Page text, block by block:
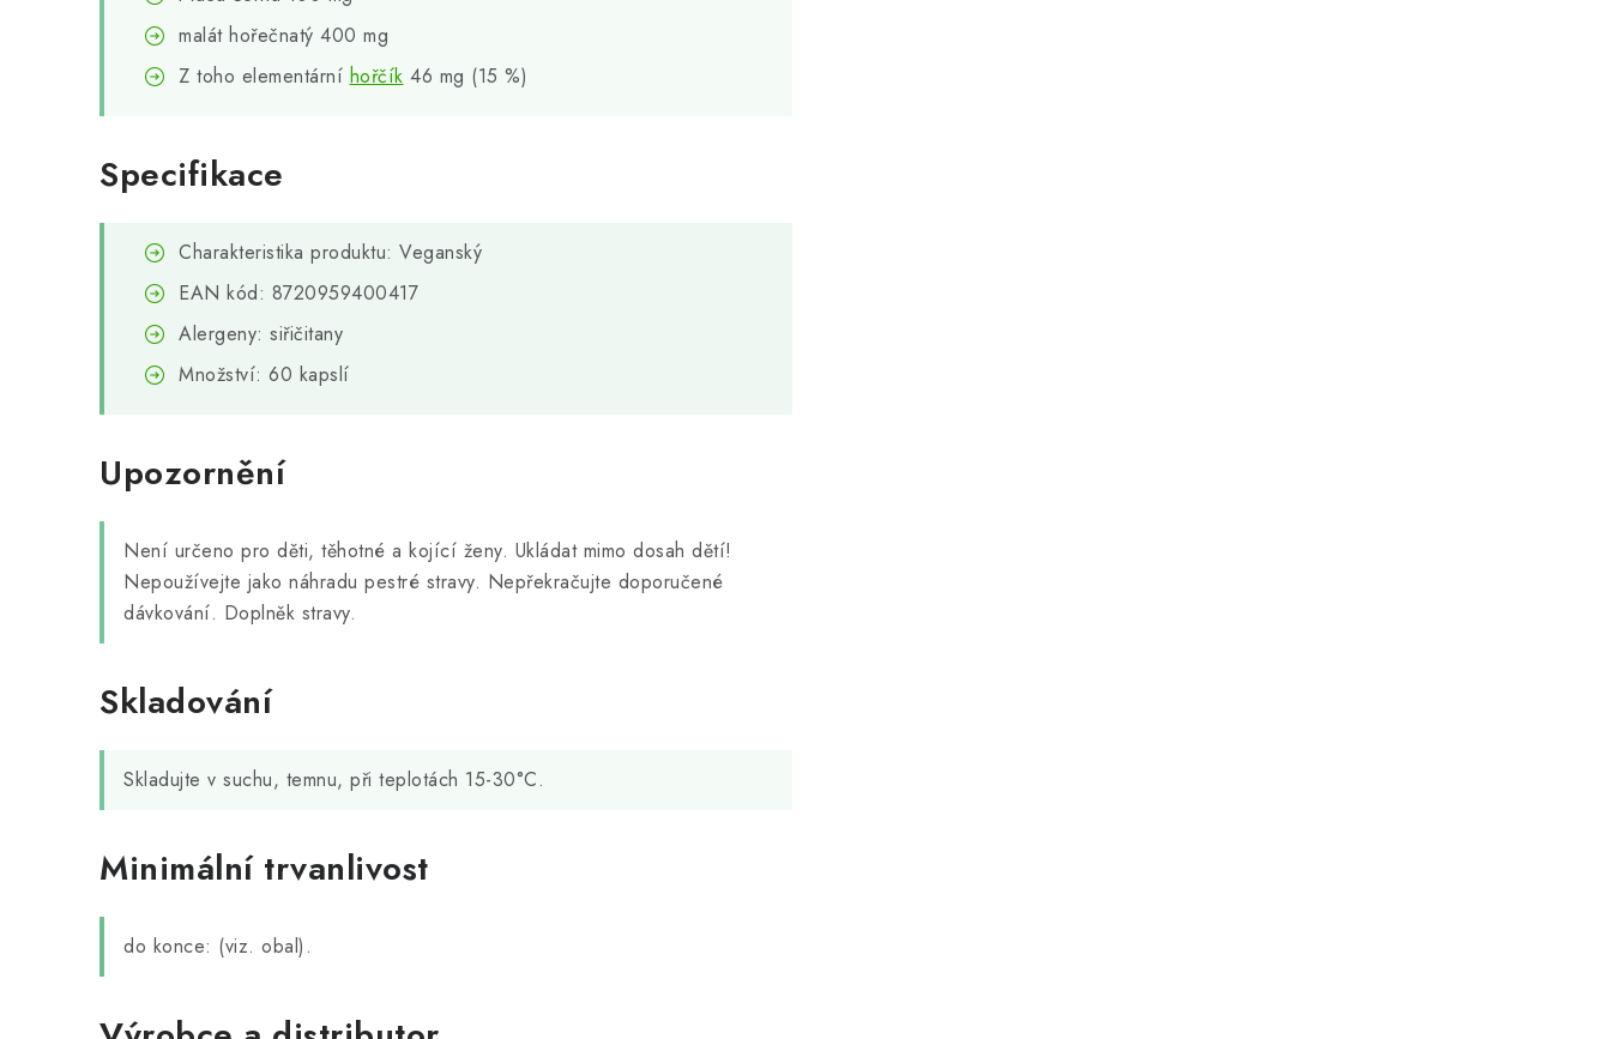
malát hořečnatý 400 mg
Z toho elementární hořčík 46 mg (15 %)
Specifikace
Charakteristika produktu: Veganský
EAN kód: 8720959400417
Alergeny: siřičitany
Množství: 60 kapslí
Upozornění
Není určeno pro děti, těhotné a kojící ženy. Ukládat mimo dosah dětí!
Nepoužívejte jako náhradu pestré stravy. Nepřekračujte doporučené
dávkování. Doplněk stravy.
Skladování
Skladujte v suchu, temnu, při teplotách 15-30°C.
Minimální trvanlivost
do konce: (viz. obal).